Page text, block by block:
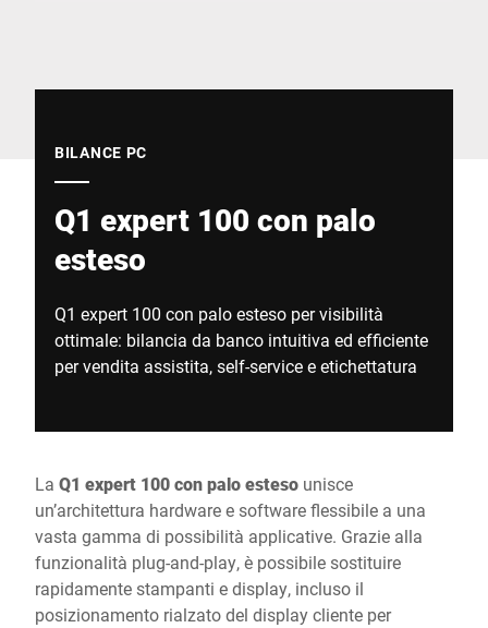
BILANCE PC
Q1 expert 100 con palo
esteso
Q1 expert 100 con palo esteso per visibilità
ottimale: bilancia da banco intuitiva ed efficiente
per vendita assistita, self-service e etichettatura
La Q1 expert 100 con palo esteso unisce
un’architettura hardware e software flessibile a una
vasta gamma di possibilità applicative. Grazie alla
funzionalità plug-and-play, è possibile sostituire
rapidamente stampanti e display, incluso il
posizionamento rialzato del display cliente per